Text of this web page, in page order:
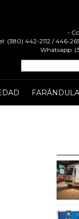
-
(380) 442-2112 / 446-
Whatsapp:
FARÁNDULA